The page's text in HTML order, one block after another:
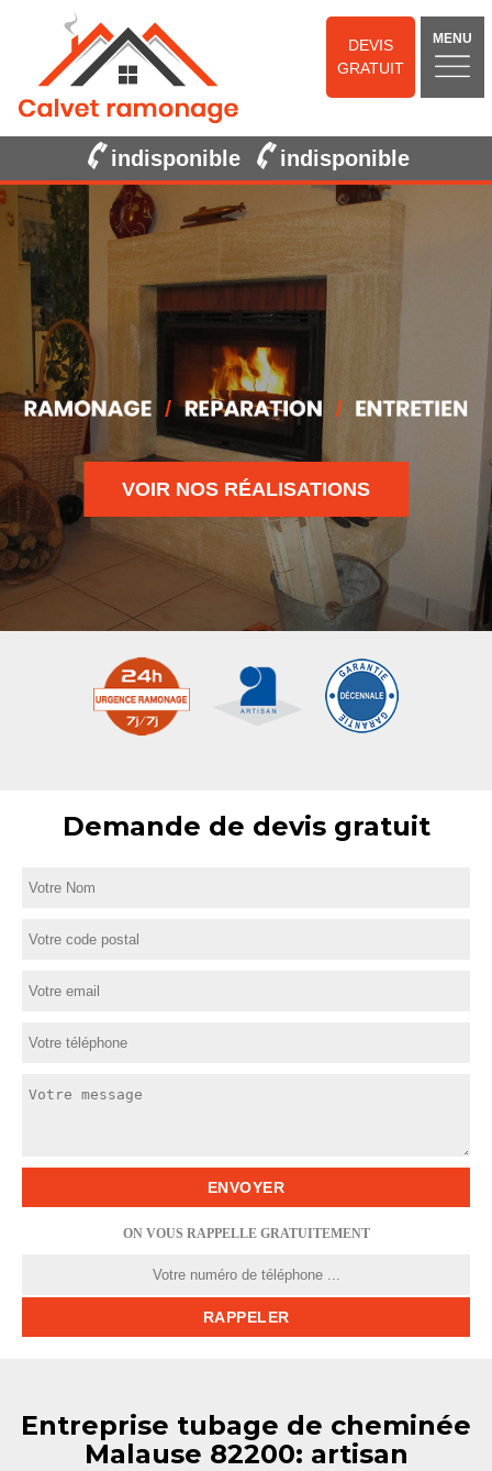
DEVIS
GRATUIT
MENU
indisponible indisponible
VOIR NOS RÉALISATIONS
Demande de devis gratuit
ON VOUS RAPPELLE GRATUITEMENT
Entreprise tubage de cheminée
Malause 82200: artisan